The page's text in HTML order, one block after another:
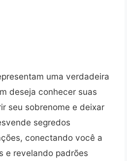
uma verdadeira
deseja conhecer suas
seu sobrenome e deixar
segredos
conectando você a
e revelando padrões